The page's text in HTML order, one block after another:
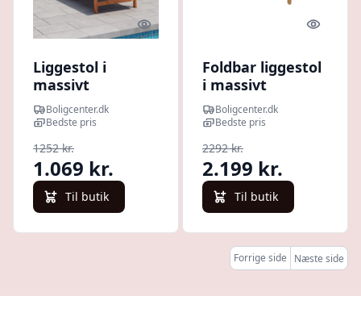
Quick look
Liggestol i
massivt
akacietræ med
textilene - grå
Boligcenter.dk
Bedste pris
1252 kr.
1.069 kr.
Til butik
Quick
Foldbar liggestol
i massivt
akacietræ med
sort hynde
Boligcenter.dk
Bedste pris
2292 kr.
2.199 kr.
Til butik
Forrige side Næste side